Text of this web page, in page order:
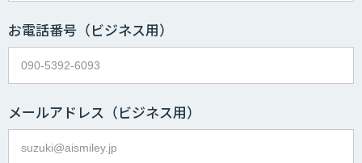
お電話番号 （ビジネス用）
メールアドレス （ビジネス用）